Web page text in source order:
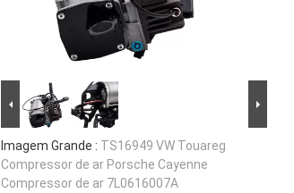
Imagem Grande : TS16949 VW Touareg
Compressor de ar Porsche Cayenne
Compressor de ar 7L0616007A